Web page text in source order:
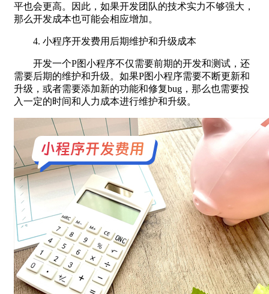
平也会更高。因此，如果开发团队的技术实力不够强大，
那么开发成本也可能会相应增加。
4. 小程序开发费用后期维护和升级成本
开发一个P图小程序不仅需要前期的开发和测试，还
需要后期的维护和升级。如果P图小程序需要不断更新和
升级，或者需要添加新的功能和修复bug，那么也需要投
入一定的时间和人力成本进行维护和升级。